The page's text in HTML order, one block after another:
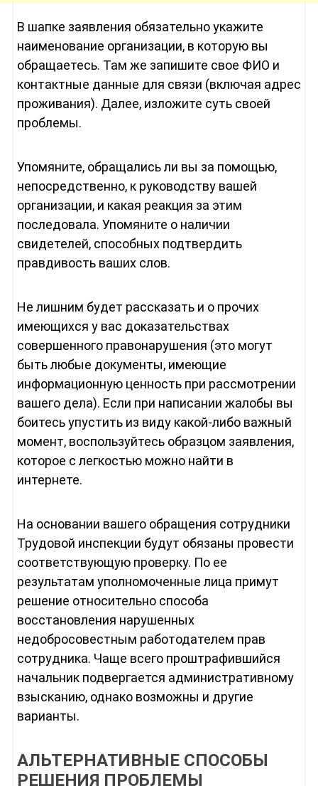
В шапке заявления обязательно укажите
наименование организации, в которую вы
обращаетесь. Там же запишите свое ФИО и
контактные данные для связи (включая адрес
проживания). Далее, изложите суть своей
проблемы.
Упомяните, обращались ли вы за помощью,
непосредственно, к руководству вашей
организации, и какая реакция за этим
последовала. Упомяните о наличии
свидетелей, способных подтвердить
правдивость ваших слов.
Не лишним будет рассказать и о прочих
имеющихся у вас доказательствах
совершенного правонарушения (это могут
быть любые документы, имеющие
информационную ценность при рассмотрении
вашего дела). Если при написании жалобы вы
боитесь упустить из виду какой-либо важный
момент, воспользуйтесь образцом заявления,
которое с легкостью можно найти в
интернете.
На основании вашего обращения сотрудники
Трудовой инспекции будут обязаны провести
соответствующую проверку. По ее
результатам уполномоченные лица примут
решение относительно способа
восстановления нарушенных
недобросовестным работодателем прав
сотрудника. Чаще всего проштрафившийся
начальник подвергается административному
взысканию, однако возможны и другие
варианты.
АЛЬТЕРНАТИВНЫЕ СПОСОБЫ
РЕШЕНИЯ ПРОБЛЕМЫ